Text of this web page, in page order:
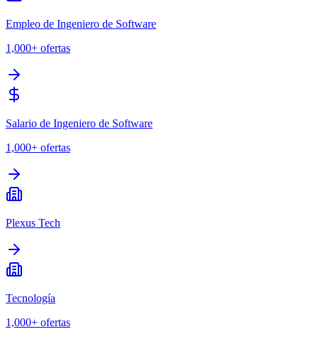
Empleo de Ingeniero de Software
1,000+ ofertas
Salario de Ingeniero de Software
1,000+ ofertas
Plexus Tech
Tecnología
1,000+ ofertas